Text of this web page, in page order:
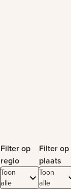
Filter op
regio
Toon
alle
Filter op
plaats
Toon
alle